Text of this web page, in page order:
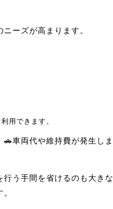
ーズが高まります。
用できます。
車両代や維持費が発生しま
う手間を省けるのも大きな